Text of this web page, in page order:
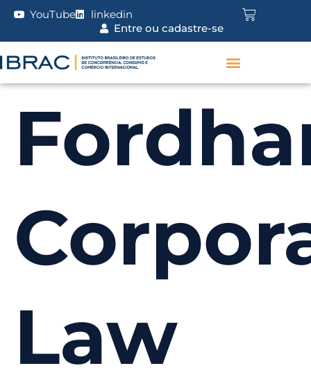
YouTube
linkedin
Entre ou cadastre-se
Law